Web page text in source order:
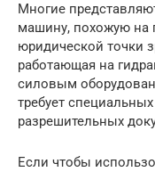
Многие
машину, похожую на
юридической точки
работающая на
силовым
требует
разрешительных
Если чтобы